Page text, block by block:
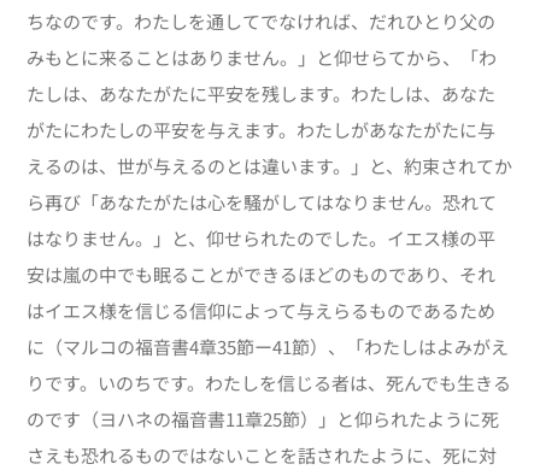
ちなのです。わたしを通してでなければ、だれひとり父の
みもとに来ることはありません。」と仰せらてから、「わ
たしは、あなたがたに平安を残します。わたしは、あなた
がたにわたしの平安を与えます。わたしがあなたがたに与
えるのは、世が与えるのとは違います。」と、約束されてか
ら再び「あなたがたは心を騒がしてはなりません。恐れて
はなりません。」と、仰せられたのでした。イエス様の平
安は嵐の中でも眠ることができるほどのものであり、それ
はイエス様を信じる信仰によって与えらるものであるため
に（マルコの福音書4章35節ー41節）、「わたしはよみがえ
りです。いのちです。わたしを信じる者は、死んでも生きる
のです（ヨハネの福音書11章25節）」と仰られたように死
さえも恐れるものではないことを話されたように、死に対